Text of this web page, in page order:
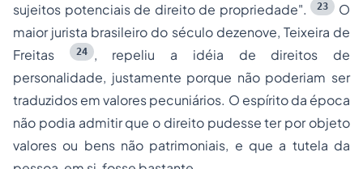
sujeitos potenciais de direito de propriedade". 23
O
maior jurista brasileiro do século dezenove, Teixeira de
Freitas
24 , repeliu a idéia de direitos de
personalidade, justamente porque não poderiam ser
traduzidos em valores pecuniários. O espírito da época
não podia admitir que o direito pudesse ter por objeto
valores ou bens não patrimoniais, e que a tutela da